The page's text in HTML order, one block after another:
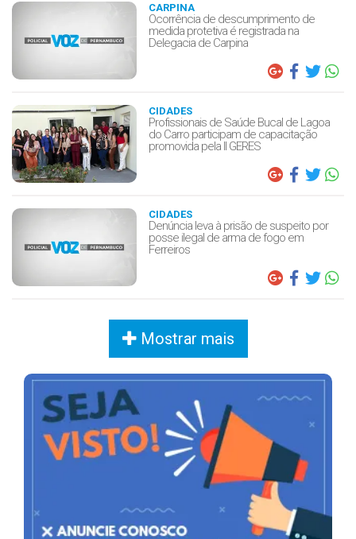
CARPINA
Ocorrência de descumprimento de
medida protetiva é registrada na
Delegacia de Carpina
CIDADES
Profissionais de Saúde Bucal de Lagoa
do Carro participam de capacitação
promovida pela II GERES
CIDADES
Denúncia leva à prisão de suspeito por
posse ilegal de arma de fogo em
Ferreiros
Mostrar mais